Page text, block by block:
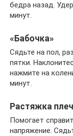
бедра назад.
минут.
«Бабочка»
Сядьте на пол,
пятки.
нажмите на
минут.
Растяжка плеч
Помогает
напряжение.